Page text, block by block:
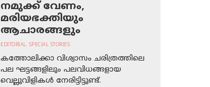
നമുക്ക് വേണം,
മരിയഭക്തിയും
ആചാരങ്ങളും
EDITORIAL, SPECIAL STORIES
കത്തോലിക്കാ വിശ്വാസം ചരിത്രത്തിലെ
പല ഘട്ടങ്ങളിലും പലവിധങ്ങളായ
വെല്ലുവിളികള്‍ നേരിട്ടിട്ടുണ്ട്.